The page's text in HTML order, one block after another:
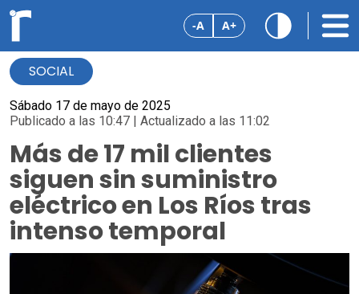
-A A+
SOCIAL
Sábado 17 de mayo de 2025
Publicado a las 10:47 | Actualizado a las 11:02
Más de 17 mil clientes
siguen sin suministro
eléctrico en Los Ríos tras
intenso temporal